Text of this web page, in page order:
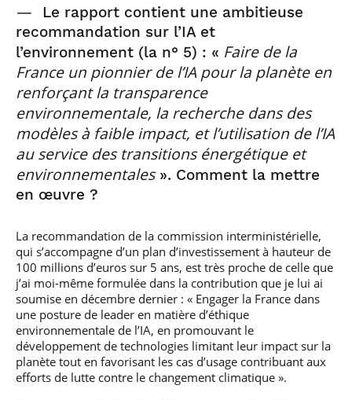
—
Le rapport contient une ambitieuse
recommandation sur l’IA et
l’environnement (la n° 5) : « Faire de la
France un pionnier de l’IA pour la planète en
renforçant la transparence
environnementale, la recherche dans des
modèles à faible impact, et l’utilisation de l’IA
au service des transitions énergétique et
environnementales». Comment la mettre
en œuvre ?
La recommandation de la commission interministérielle,
qui s’accompagne d’un plan d’investissement à hauteur de
100 millions d’euros sur 5 ans, est très proche de celle que
j’ai moi-même formulée dans la contribution que je lui ai
soumise en décembre dernier : « Engager la France dans
une posture de leader en matière d’éthique
environnementale de l’IA, en promouvant le
développement de technologies limitant leur impact sur la
planète tout en favorisant les cas d’usage contribuant aux
efforts de lutte contre le changement climatique ».